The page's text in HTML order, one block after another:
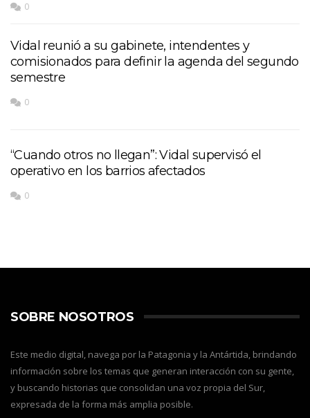
0
Vidal reunió a su gabinete, intendentes y
comisionados para definir la agenda del segundo
semestre
0
“Cuando otros no llegan”: Vidal supervisó el
operativo en los barrios afectados
0
SOBRE NOSOTROS
Este medio digital, navega por la Patagonia y la Antártida, brindando
información sobre los temas que generan interacción con su gente,
y buscando historias que consolidan una voz propia del Sur,
expresada de la forma más amplia posible.